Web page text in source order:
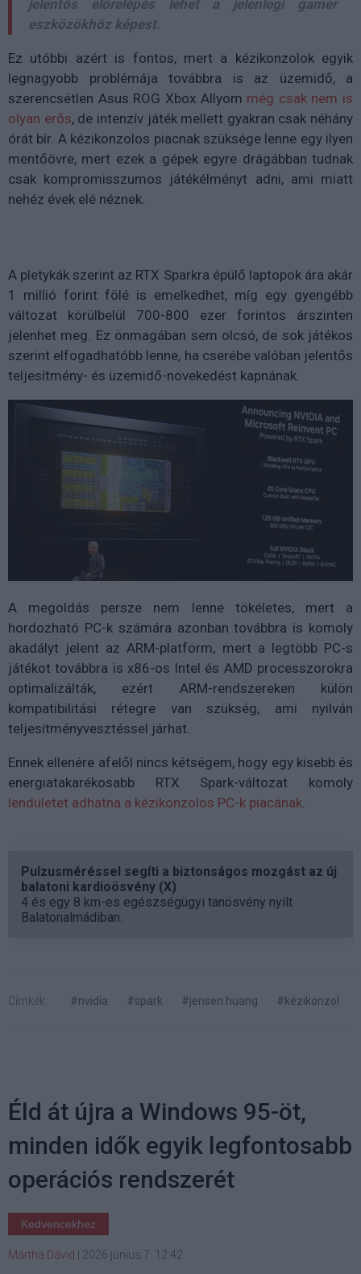
jelentős előrelépés lehet a jelenlegi gamer
eszközökhöz képest.
Ez utóbbi azért is fontos, mert a kézikonzolok egyik
legnagyobb problémája továbbra is az üzemidő, a
szerencsétlen Asus ROG Xbox Allyom még csak nem is
olyan erős, de intenzív játék mellett gyakran csak néhány
órát bír. A kézikonzolos piacnak szüksége lenne egy ilyen
mentőövre, mert ezek a gépek egyre drágábban tudnak
csak kompromisszumos játékélményt adni, ami miatt
nehéz évek elé néznek.
A pletykák szerint az RTX Sparkra épülő laptopok ára akár
1 millió forint fölé is emelkedhet, míg egy gyengébb
változat körülbelül 700-800 ezer forintos árszinten
jelenhet meg. Ez önmagában sem olcsó, de sok játékos
szerint elfogadhatóbb lenne, ha cserébe valóban jelentős
teljesítmény- és üzemidő-növekedést kapnának.
A megoldás persze nem lenne tökéletes, mert a
hordozható PC-k számára azonban továbbra is komoly
akadályt jelent az ARM-platform, mert a legtöbb PC-s
játékot továbbra is x86-os Intel és AMD processzorokra
optimalizálták, ezért ARM-rendszereken külön
kompatibilitási rétegre van szükség, ami nyilván
teljesítményvesztéssel járhat.
Ennek ellenére afelől nincs kétségem, hogy egy kisebb és
energiatakarékosabb RTX Spark-változat komoly
lendületet adhatna a kézikonzolos PC-k piacának
Pulzusméréssel segíti a biztonságos mozgást az új
balatoni kardioösvény (X)
4 és egy 8 km-es egészségügyi tanösvény nyílt
Balatonalmádiban.
Címkék: #nvidia #spark #jensen huang #kézikonzol
Éld át újra a Windows 95-öt,
minden idők egyik legfontosabb
operációs rendszerét
Kedvencekhez
Mártha Dávid 2026 június 7. 12:42